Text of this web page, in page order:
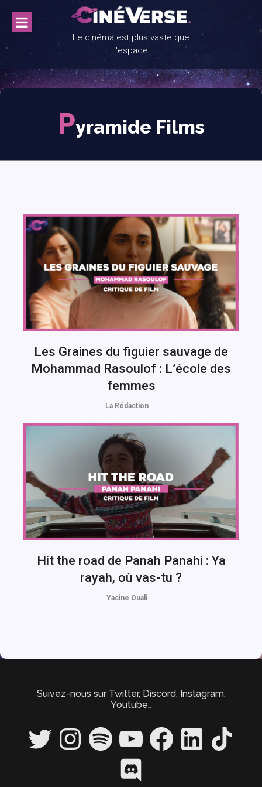
content
Le cinéma est plus vaste que
l'espace
Pyramide Films
Les Graines du figuier sauvage de
Mohammad Rasoulof : L’école des
femmes
La Rédaction
Hit the road de Panah Panahi : Ya
rayah, où vas-tu ?
Yacine Ouali
Suivez-nous sur Twitter, Discord, Instagram,
Youtube…
Twitter InstagramSpotify YouTube FacebookLinkedIn TikTok
Discord